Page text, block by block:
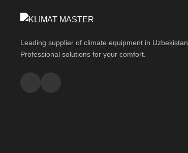
Leading supplier of climate equipment in Uzbekistan.
Professional solutions for your comfort.